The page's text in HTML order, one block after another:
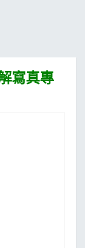
寫真專